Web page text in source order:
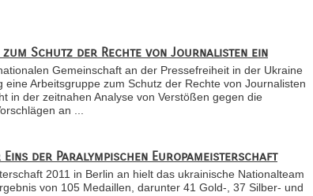
Schutz der Rechte von Journalisten ein
Gemeinschaft an der Pressefreiheit in der Ukraine
Arbeitsgruppe zum Schutz der Rechte von Journalisten
in der zeitnahen Analyse von Verstößen gegen die
an ...
Eins der Paralympischen Europameisterschaft
2011 in Berlin an hielt das ukrainische Nationalteam
von 105 Medaillen, darunter 41 Gold-, 37 Silber- und